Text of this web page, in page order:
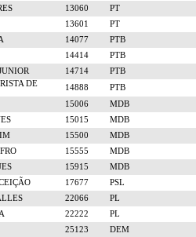
13060
PT
13601
PT
14077
PTB
14414
PTB
14714
PTB
DE
14888
PTB
15006
MDB
15015
MDB
15500
MDB
15555
MDB
15915
MDB
17677
PSL
22066
PL
22222
PL
25123
DEM